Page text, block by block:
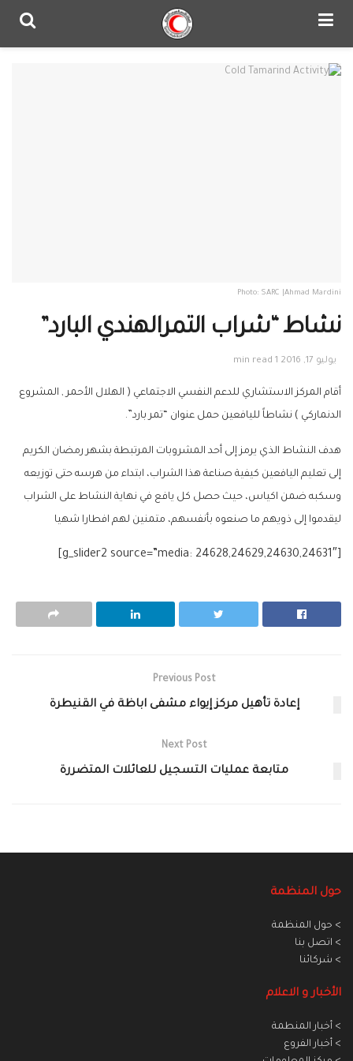
Photo: SARC |Ahmad Mardini
نشاط “شراب التمرالهندي البارد”
يوليو 17, 2016 1 min read
أقام المركز الاستشاري للدعم النفسي الاجتماعي ( الهلال الأحمر , المشروع
الدنماركي ) نشاطاً لليافعين حمل عنوان “تمر بارد”.
هدف النشاط الذي يرمز إلى أحد المشروبات المرتبطة بشهر رمضان الكريم
إلى تعليم اليافعين كيفية صناعة هذا الشراب، ابتداء من هرسه حتى توزيعه
وسكبه ضمن اكياس، حيث حصل كل يافع في نهاية النشاط على الشراب
ليقدموا إلى ذويهم ما صنعوه بأنفسهم، متمنين لهم افطارا شهيا
[g_slider2 source=”media: 24628,24629,24630,24631″]
Previous Post
إعادة تأهيل مركز إيواء مشفى اباظة في القنيطرة
Next Post
متابعة عمليات التسجيل للعائلات المتضررة
حول المنظمة
> حول المنظمة
> اتصل بنا
> شركائنا
الأخبار و الاعلام
> أخبار المنطمة
> أخبار الفروع